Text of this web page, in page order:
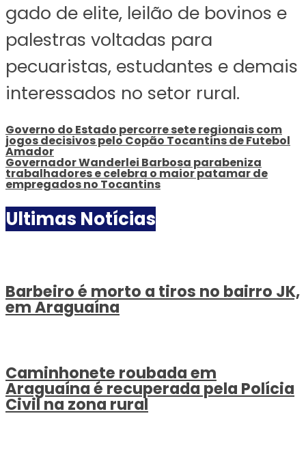
gado de elite, leilão de bovinos e
palestras voltadas para
pecuaristas, estudantes e demais
interessados no setor rural.
Governo do Estado percorre sete regionais com
jogos decisivos pelo Copão Tocantins de Futebol
Amador
Governador Wanderlei Barbosa parabeniza
trabalhadores e celebra o maior patamar de
empregados no Tocantins
Ultimas Notícias
Barbeiro é morto a tiros no bairro JK,
em Araguaína
Caminhonete roubada em
Araguaína é recuperada pela Polícia
Civil na zona rural